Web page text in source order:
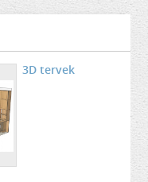
3D tervek